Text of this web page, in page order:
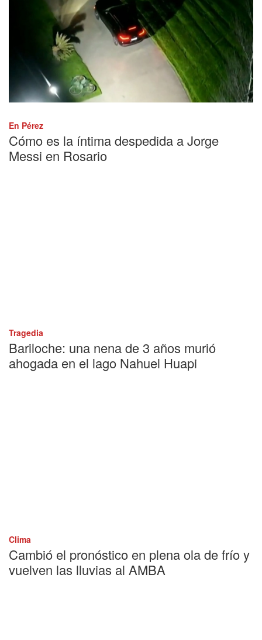
En Pérez
Cómo es la íntima despedida a Jorge
Messi en Rosario
Tragedia
Bariloche: una nena de 3 años murió
ahogada en el lago Nahuel Huapi
Clima
Cambió el pronóstico en plena ola de frío y
vuelven las lluvias al AMBA